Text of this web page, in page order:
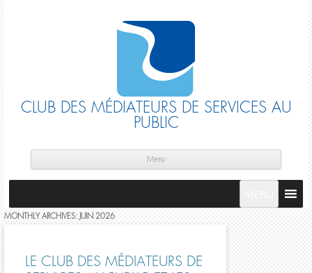
CLUB DES MÉDIATEURS DE SERVICES AU
PUBLIC
Menu
MONTHLY ARCHIVES: JUIN 2026
LE CLUB DES MÉDIATEURS DE